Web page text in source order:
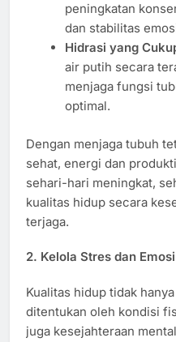
peningkatan
dan stabilitas
Hidrasi yang
air putih secara
menjaga fungsi
optimal.
Dengan menjaga tubuh
sehat, energi dan
sehari-hari meningkat,
kualitas hidup secara
terjaga.
2. Kelola Stres dan Emosi
Kualitas hidup tidak hanya
ditentukan oleh kondisi
juga kesejahteraan